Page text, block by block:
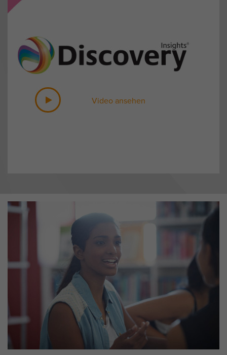
Video ansehen